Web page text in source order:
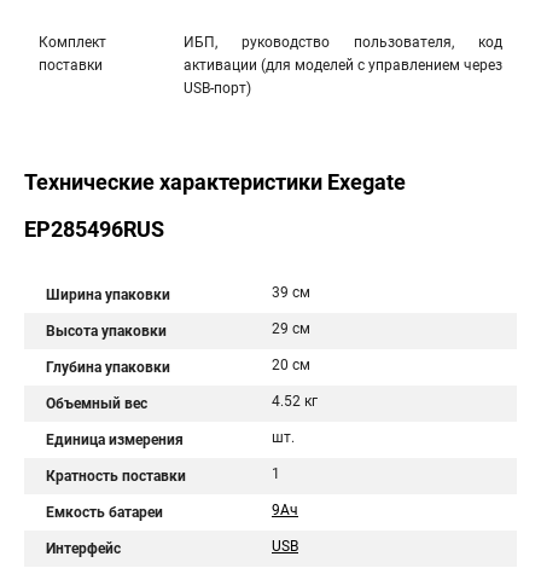
Комплект
поставки
ИБП, руководство пользователя, код
активации (для моделей с управлением через
USB-порт)
Технические характеристики Exegate
EP285496RUS
Ширина упаковки 39 см
Высота упаковки 29 см
Глубина упаковки 20 см
Объемный вес 4.52 кг
Единица измерения шт.
Кратность поставки 1
Емкость батареи 9Aч
Интерфейс USB